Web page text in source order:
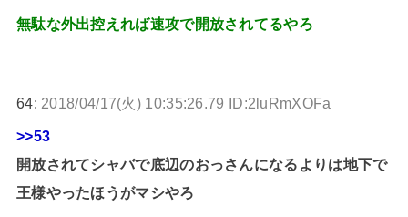
無駄な外出控えれば速攻で開放されてるやろ
64: 2018/04/17(火) 10:35:26.79 ID:2luRmXOFa
>>53
開放されてシャバで底辺のおっさんになるよりは地下で
王様やったほうがマシやろ